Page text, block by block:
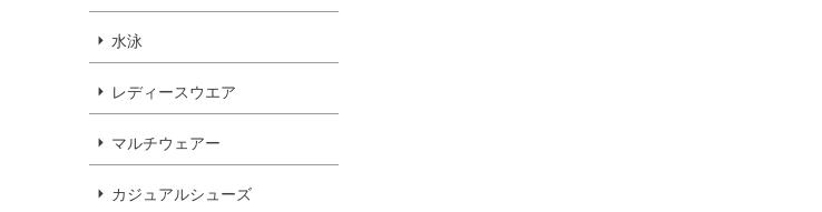
水泳
レディースウエア
マルチウェアー
カジュアルシューズ